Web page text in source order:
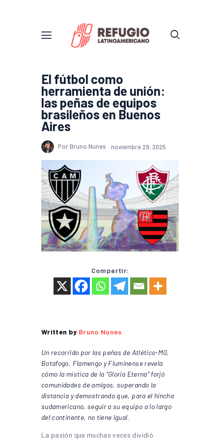
El fútbol como
herramienta de unión:
las peñas de equipos
brasileños en Buenos
Aires
Por Bruno Nunes noviembre 29, 2025
Compartir:
Written by Bruno Nunes
Un recorrido por las peñas de Atlético-MG,
Botafogo, Flamengo y Fluminense revela
cómo la mística de la “Gloria Eterna” forjó
comunidades de amigos, superando la
distancia y demostrando que, para el hincha
sudamericano, seguir a su equipo a lo largo
del continente, no tiene igual.
La pasión que muchas veces dividió